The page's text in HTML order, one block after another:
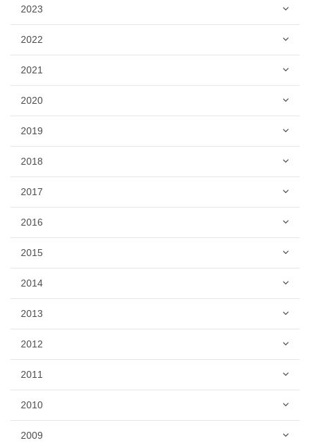
2023
2022
2021
2020
2019
2018
2017
2016
2015
2014
2013
2012
2011
2010
2009